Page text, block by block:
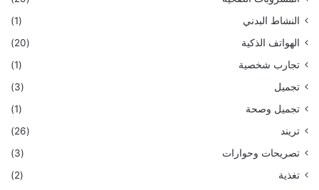
النشاط البدني
(1)
الهواتف الذكية
(20)
تجارب شخصية
(1)
تجميل
(3)
تجميل وصحة
(1)
تريند
(26)
تصريحات وحوارات
(3)
تغذية
(2)